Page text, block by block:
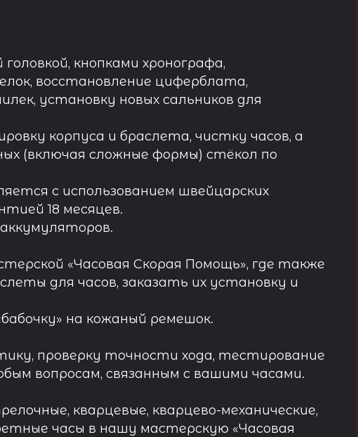
кнопками хронографа,
восстановление циферблата,
установку новых сальников для
корпуса и браслета, чистку часов, а
(включая сложные формы) стёкол по
с использованием швейцарских
18 месяцев.
«Часовая Скорая Помощь», где также
для часов, заказать их установку и
на кожаный ремешок.
проверку точности хода, тестирование
вопросам, связанным с вашими часами.
кварцевые, кварцево-механические,
часы в нашу мастерскую «Часовая